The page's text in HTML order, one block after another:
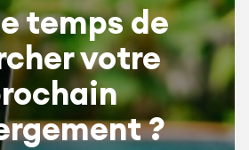
temps de
votre
?